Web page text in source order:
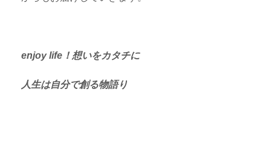
enjoy life！想いをカタチに
人生は自分で創る物語り